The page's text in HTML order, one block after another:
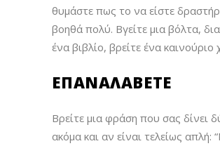
θυμάστε πως το να είστε
βοηθά πολύ. Βγείτε μια βόλτα,
ένα βιβλίο, βρείτε ένα καινούριο
ΕΠΑΝΑΛΆΒΕΤΕ
Βρείτε μια φράση που σας δίνει
ακόμα και αν είναι τελείως απλή: